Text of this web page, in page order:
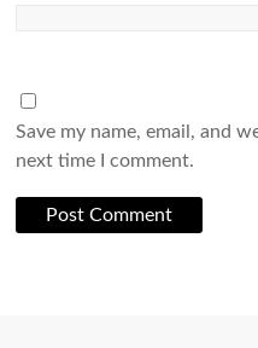
Save my name, email, and
next time I comment.